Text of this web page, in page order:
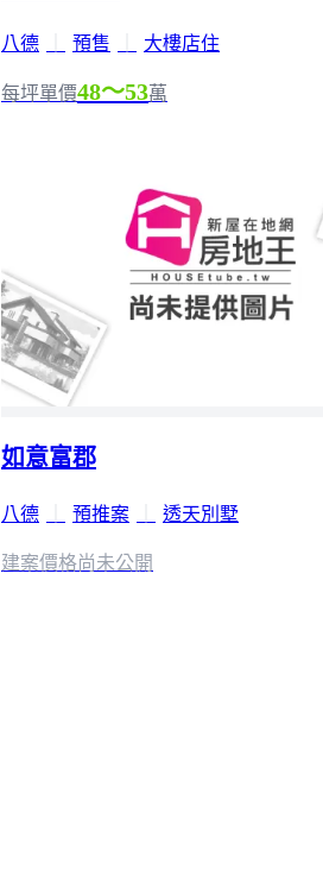
八德 預售 大樓店住
每坪單價48～53萬
如意富郡
八德 預推案 透天別墅
建案價格尚未公開